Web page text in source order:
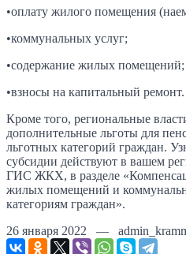
•оплату жилого помещения
•коммунальных услуг;
•содержание жилых помещений;
•взносы на капитальный ремонт.
Кроме того, региональные
дополнительные льготы для
льготных категорий граждан.
субсидии действуют в вашем
ГИС ЖКХ, в разделе
жилых помещений и
категориям граждан».
26 января 2022 —